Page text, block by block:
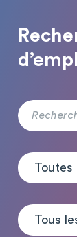
Toutes
Tous